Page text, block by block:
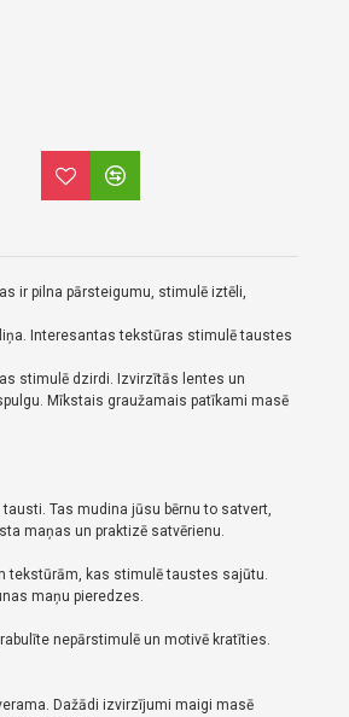
ir pilna pārsteigumu, stimulē iztēli,
Interesantas tekstūras stimulē taustes
stimulē dzirdi. Izvirzītās lentes un
Mīkstais graužamais patīkami masē
Tas mudina jūsu bērnu to satvert,
maņas un praktizē satvērienu.
tekstūrām, kas stimulē taustes sajūtu.
maņu pieredzes.
nepārstimulē un motivē kratīties.
Dažādi izvirzījumi maigi masē